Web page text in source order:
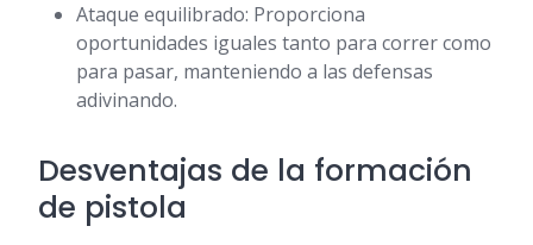
Ataque equilibrado: Proporciona
oportunidades iguales tanto para correr como
para pasar, manteniendo a las defensas
adivinando.
Desventajas de la formación
de pistola